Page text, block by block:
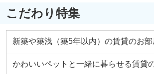
こだわり特集
新築や築浅（築5年以内）の賃貸のお
かわいいペットと一緒に暮らせる賃貸